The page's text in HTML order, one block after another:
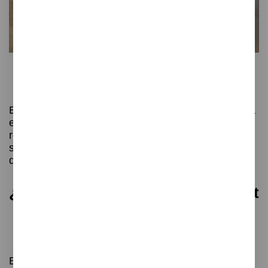
El mobiliario contract son muebles diseñados para
espacios colectivos como oficinas, hoteles,
restaurantes o universidades. Se caracteriza por
su durabilidad, resistencia al uso intensivo y
diseño adaptado a entornos profesionales.
¿Qué tipos de mobiliario contract
En Unnom realizamos papeleras, con pedal y